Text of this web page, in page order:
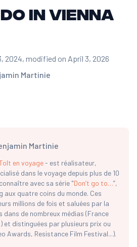
in Vienna
Martinie
2024, modified on April 3, 2026
Martinie
en voyage- est réalisateur,
dans le voyage depuis plus de 10
avec sa série "Don’t go to…”,
aux quatre coins du monde. Ces
millions de fois et saluées par la
dans de nombreux médias (France
et distinguées par plusieurs prix ou
Awards, Resistance Film Festival...).